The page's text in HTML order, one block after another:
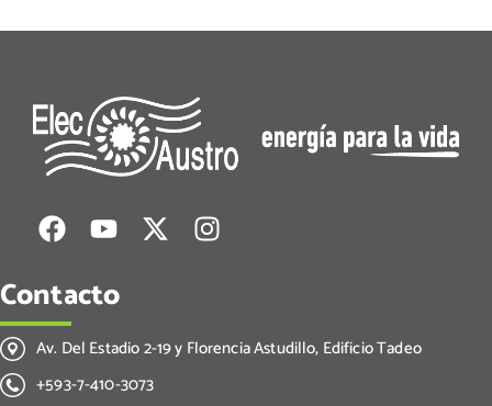
Contacto
Av. Del Estadio 2-19 y Florencia Astudillo, Edificio Tadeo
+593-7-410-3073